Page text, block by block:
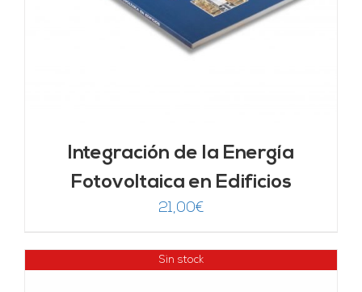
Integración de la Energía
Fotovoltaica en Edificios
21,00€
Sin stock